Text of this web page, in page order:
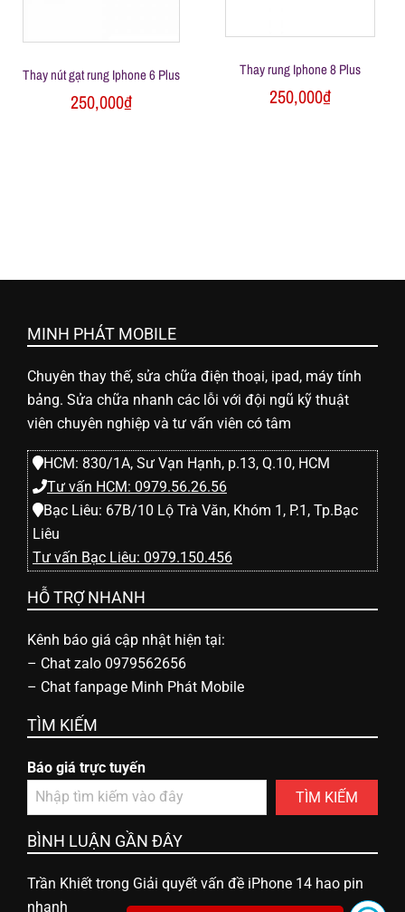
c
h
i
ệ
n
t
h
o
ạ
i
d
i
đ
Thay nút gạt rung Iphone 6 Plus
250,000₫
Thay rung Iphone 8 Plus
250,000₫
MINH PHÁT MOBILE
Chuyên thay thế, sửa chữa điện thoại, ipad, máy tính
bảng. Sửa chữa nhanh các lỗi với đội ngũ kỹ thuật
viên chuyên nghiệp và tư vấn viên có tâm
HCM: 830/1A, Sư Vạn Hạnh, p.13, Q.10, HCM
Tư vấn HCM: 0979.56.26.56
Bạc Liêu: 67B/10 Lộ Trà Văn, Khóm 1, P.1, Tp.Bạc
Liêu
Tư vấn Bạc Liêu: 0979.150.456
HỖ TRỢ NHANH
Kênh báo giá cập nhật hiện tại:
– Chat zalo 0979562656
– Chat fanpage Minh Phát Mobile
TÌM KIẾM
Báo giá trực tuyến
TÌM KIẾM
BÌNH LUẬN GẦN ĐÂY
Trần Khiết trong Giải quyết vấn đề iPhone 14 hao pin
nhanh